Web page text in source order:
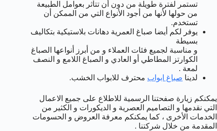
تستمر لفترة طويلة من دون أن تتأثر بعوامل الطبيعة
من حولها لأنها من أجود الأنواع التي من الممكن أن
تستخدم.
يوفر لكم أيضا صباغ العمرية دهانات بلاستيكية بتكاليف
بسيطة
و مناسبة لجميع فئات العملاء و من أبرز أنواعها الصباغ
الكوارتز المطاطي أو العادي و الصباغ اللامع و النصف
لمعة .
لدينا صباغ ابواب محترف للابواب الخشب.
يمكنكم زيارة صفحتنا الرسمية للاطلاع على جميع الاعمال
التي نقدمها و التصاميم العصرية و الديكورات و الكثير من
الخدمات الأخرى ، كما يمكنكم معرفة العروض و الحسومات
المقدمة من خلال شركتنا .